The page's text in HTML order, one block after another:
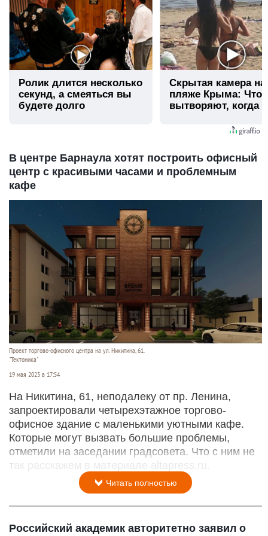
Ролик длится несколько
секунд, а смеяться вы
будете долго
Скрытая камера на
пляже Крыма: Что
вытворяют, когда
В центре Барнаула хотят построить офисный
центр с красивыми часами и проблемным
кафе
Проект торгово-офисного центра на ул. Никитина, 61.
"Тектоника"
19 мая 2023 в 17:54
На Никитина, 61, неподалеку от пр. Ленина,
запроектировали четырехэтажное торгово-
офисное здание с маленькими уютными кафе.
Которые могут вызвать большие проблемы,
отметили на заседании градсовета. Что с ним не
так расскажем в материале altapress.ru.
Читать полностью
Российский академик авторитетно заявил о